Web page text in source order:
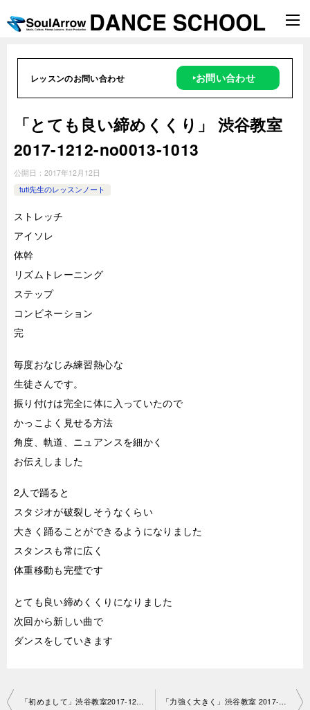
レッスンのお問い合わせ ‣お問い合わせ
「とても良い締めくくり」 渋谷教室
2017-1212-no0013-1013
公開日： 2017年12月12日
tuti先生のレッスンノート
ストレッチ
アイソレ
体幹
リズムトレーニング
ステップ
コンビネーション
完
毎度おなじみ練習熱心な
生徒さんです。
振り付けは完全に体に入っていたので
かっこよく見せる方法
角度、軌道、ニュアンスを細かく
お伝えしました
2人で踊ると
スタジオが破裂しそうなくらい
大きく踊ることができるようになりました
スタンスも常に広く
体重移動も完璧です
とても良い締めくくりになりました
次回から新しい曲で
ダンスをしていきます
投
「初めまして」渋谷教室2017-1212 -no0013-1074 「力強く大きく」渋谷教室 2017-1212-no0013-1003